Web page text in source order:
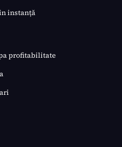
instanță
profitabilitate